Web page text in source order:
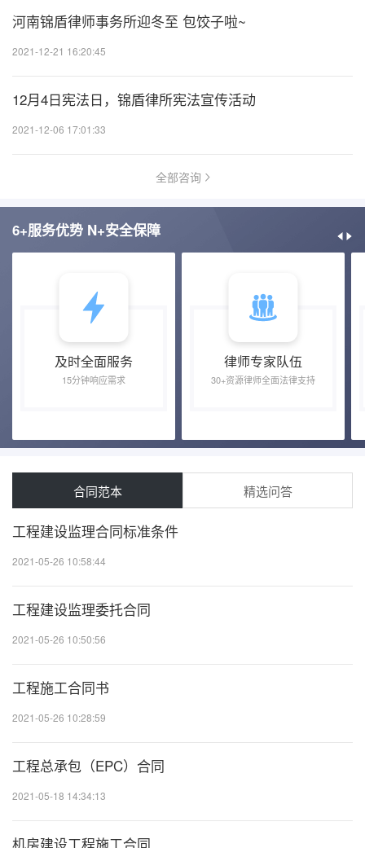
河南锦盾律师事务所迎冬至 包饺子啦~
2021-12-21 16:20:45
12月4日宪法日，锦盾律所宪法宣传活动
2021-12-06 17:01:33
全部咨询
6+服务优势 N+安全保障
及时全面服务
15分钟响应需求
律师专家队伍
30+资源律师全面法律支持
合同范本 精选问答
工程建设监理合同标准条件
2021-05-26 10:58:44
工程建设监理委托合同
2021-05-26 10:50:56
工程施工合同书
2021-05-26 10:28:59
工程总承包（EPC）合同
2021-05-18 14:34:13
机房建设工程施工合同